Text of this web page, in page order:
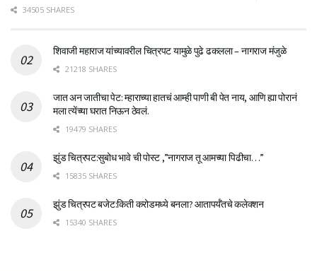
34505 SHARES
शिवाजी महाराज यांच्यावरील चित्रपट यामुळे पुढे ढकलला – नागराज मंजुळे
21218 SHARES
जात अन जातीचा पेट: म्हाराच्या हातचं आम्ही पाणी बी पेत नाय, आणि ह्या पोरानं
मला त्येंच्या घरात निऊन ठेवलं.
19479 SHARES
झुंड चित्रपट:सुबोध भावे ची पोस्ट ,”नागराज तू आमच्या पिढीचा…”
15835 SHARES
झुंड चित्रपट बजेट:किती करोडमध्ये बनला? आतापर्यँतचे कलेक्शन
15340 SHARES